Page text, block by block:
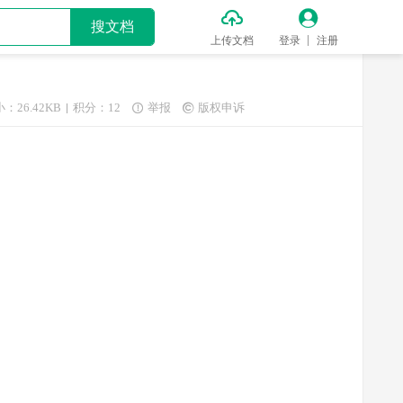
搜文档 
上传文档

登录 注册
：26.42KB 积分：12  举报  版权申诉